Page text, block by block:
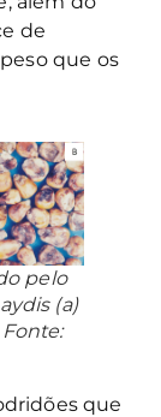
de
que os
pelo
(a)
que